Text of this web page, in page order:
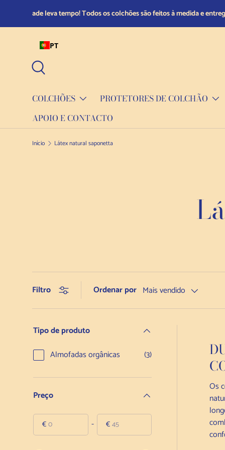
Saltar para o conteúdo
Fique tranquilo: compre com confiança graças à nossa
PT
COLCHÕES PROTETORES DE COLCHÃO
APOIO E CONTACTO
Início Látex natural saponetta
Filtro Ordenar por Mais vendido
Tipo de produto
Almofadas orgânicas
(3)
Preço
De
€ - Para
€
Os